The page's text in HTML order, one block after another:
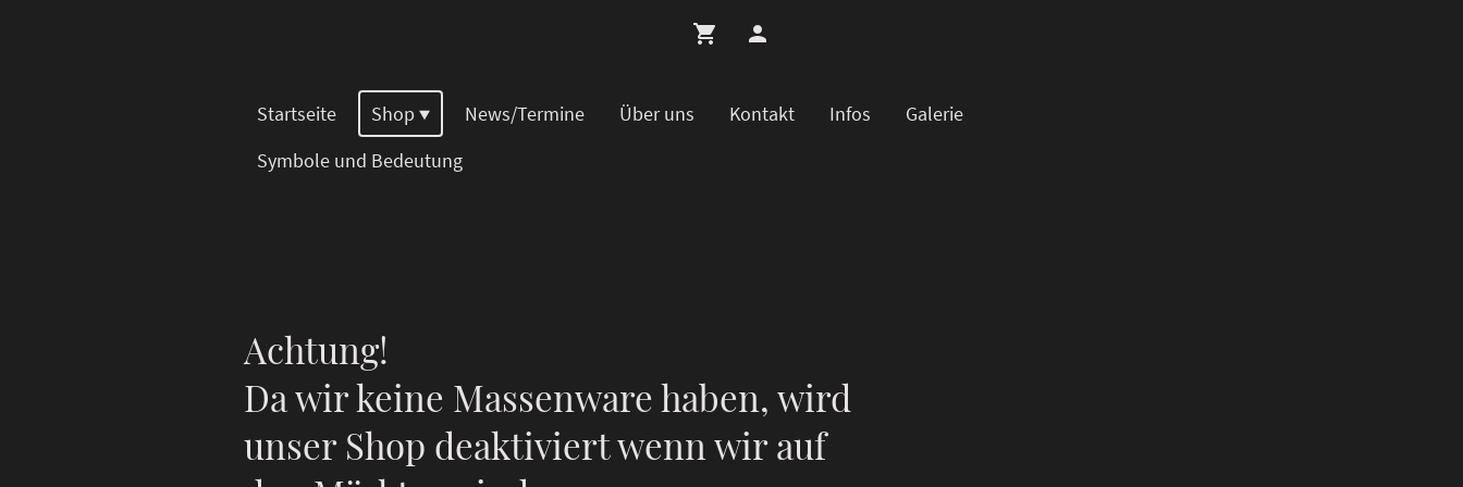
Startseite Shop News/Termine Über uns Kontakt Infos
Galerie
Symbole und Bedeutung
Achtung!
Da wir keine Massenware haben, wird
unser Shop deaktiviert wenn wir auf